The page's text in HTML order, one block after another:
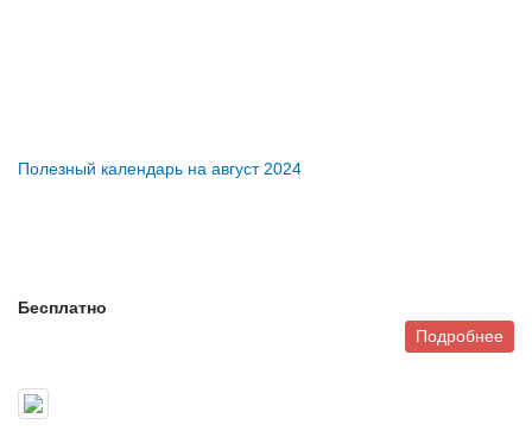
Полезный календарь на август 2024
Бесплатно
Подробнее